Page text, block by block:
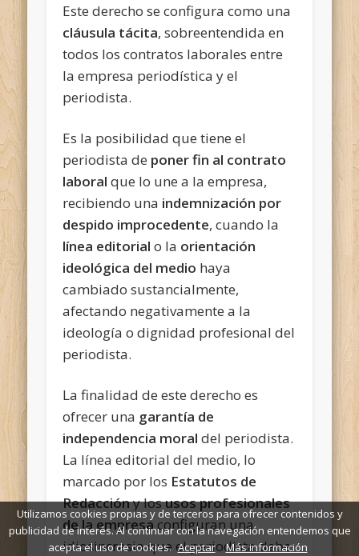
Este derecho se configura como una
cláusula tácita, sobreentendida en
todos los contratos laborales entre
la empresa periodística y el
periodista.
Es la posibilidad que tiene el
periodista de poner fin al contrato
laboral que lo une a la empresa,
recibiendo una indemnización por
despido improcedente, cuando la
línea editorial o la orientación
ideológica del medio haya
cambiado sustancialmente,
afectando negativamente a la
ideología o dignidad profesional del
periodista.
La finalidad de este derecho es
ofrecer una garantía de
independencia moral del periodista.
La línea editorial del medio, lo
marcado por los Estatutos de
Redaccióny losusos profesionales
de la empresaconfiguran una
idiosincrasia que el periodista debe
Utilizamos cookies propias y de terceros para ofrecer contenidos y
publicidad de interés. Al continuar con la navegación entendemos que
acepta el uso de cookies. Aceptar Más información